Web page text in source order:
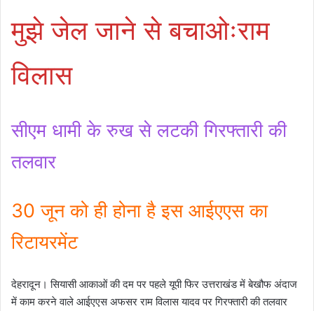
मुझे जेल जाने से बचाओःराम
विलास
सीएम धामी के रुख से लटकी गिरफ्तारी की
तलवार
30 जून को ही होना है इस आईएएस का
रिटायरमेंट
देहरादून। सियासी आकाओं की दम पर पहले यूपी फिर उत्तराखंड में बेखौफ अंदाज
में काम करने वाले आईएएस अफसर राम विलास यादव पर गिरफ्तारी की तलवार